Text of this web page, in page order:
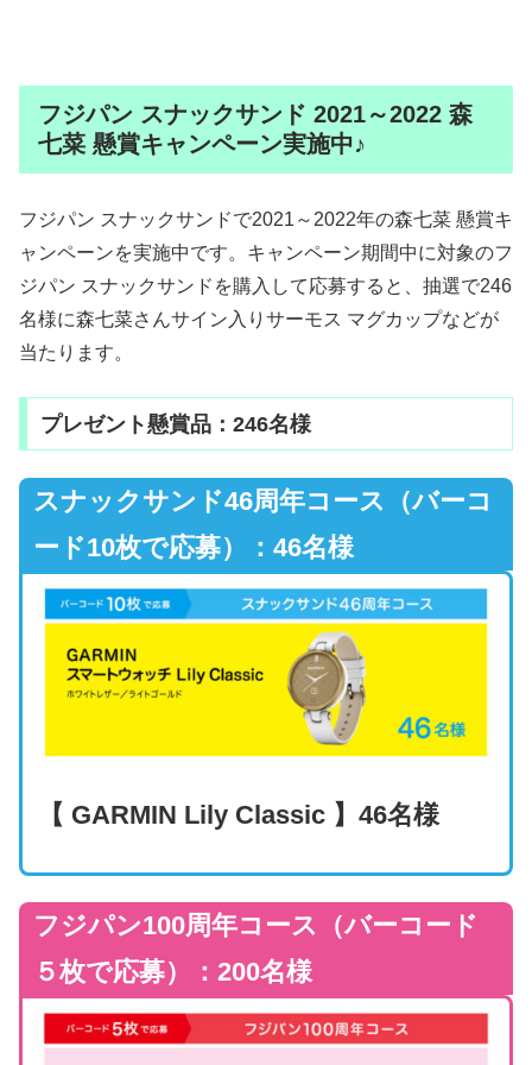
フジパン スナックサンド 2021～2022 森
七菜 懸賞キャンペーン実施中♪
フジパン スナックサンドで2021～2022年の森七菜 懸賞キ
ャンペーンを実施中です。キャンペーン期間中に対象のフ
ジパン スナックサンドを購入して応募すると、抽選で246
名様に森七菜さんサイン入りサーモス マグカップなどが
当たります。
プレゼント懸賞品：246名様
スナックサンド46周年コース（バーコ
ード10枚で応募）：46名様
【 GARMIN Lily Classic 】46名様
フジパン100周年コース（バーコード
５枚で応募）：200名様